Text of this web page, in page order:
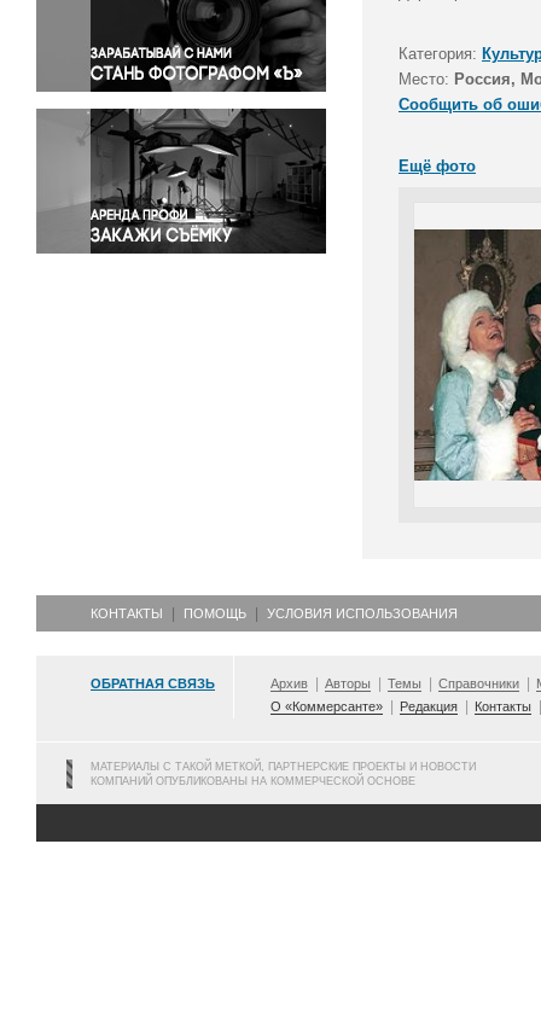
Правосудие
Происшествия и конфликты
Религия
Светская жизнь
Спорт
Экология
Экономика и бизнес
Категория:
Место: Россия,
Сообщить об
Ещё фото
КОНТАКТЫ ПОМОЩЬ УСЛОВИЯ ИСПОЛЬЗОВАНИЯ
ОБРАТНАЯ СВЯЗЬ Архив Авторы Темы Справочники
О «Коммерсанте»
Редакция Контакты
МАТЕРИАЛЫ С ТАКОЙ МЕТКОЙ, ПАРТНЕРСКИЕ ПРОЕКТЫ И НОВОСТИ
КОМПАНИЙ ОПУБЛИКОВАНЫ НА КОММЕРЧЕСКОЙ ОСНОВЕ